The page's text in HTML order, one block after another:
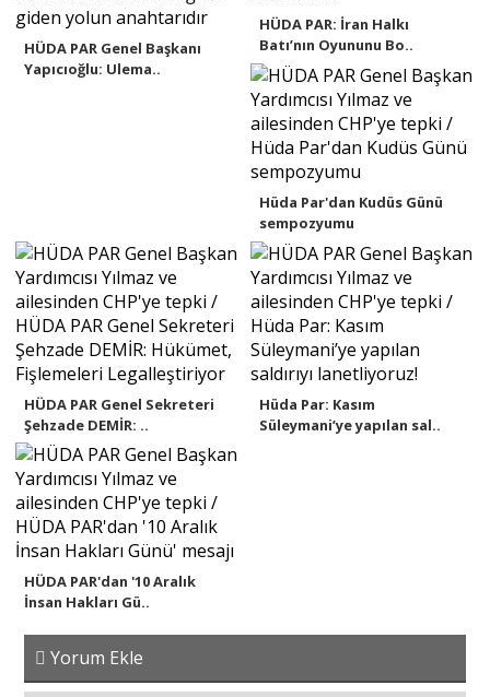
HÜDA PAR Genel Başkanı
Yapıcıoğlu: Ulema..
HÜDA PAR: İran Halkı
Batı’nın Oyununu Bo..
Hüda Par'dan Kudüs Günü
sempozyumu
HÜDA PAR Genel Sekreteri
Şehzade DEMİR: ..
Hüda Par: Kasım
Süleymani’ye yapılan sal..
HÜDA PAR'dan '10 Aralık
İnsan Hakları Gü..
Yorum Ekle